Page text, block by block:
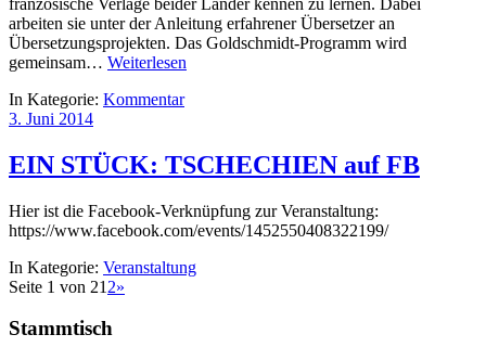
französische Verlage beider Länder kennen zu lernen. Dabei
arbeiten sie unter der Anleitung erfahrener Übersetzer an
Übersetzungsprojekten. Das Goldschmidt-Programm wird
gemeinsam… Weiterlesen
In Kategorie: Kommentar
3. Juni 2014
EIN STÜCK: TSCHECHIEN auf FB
Hier ist die Facebook-Verknüpfung zur Veranstaltung:
https://www.facebook.com/events/1452550408322199/
In Kategorie: Veranstaltung
Seite 1 von 21 2»
Stammtisch